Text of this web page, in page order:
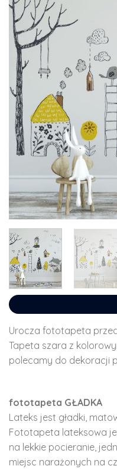
Urocza fototapeta
Tapeta szara z
polecamy do dekoracji
fototapeta GŁADKA
Lateks jest gładki,
Fototapeta lateksowa
na lekkie pocieranie,
miejsc narażonych na